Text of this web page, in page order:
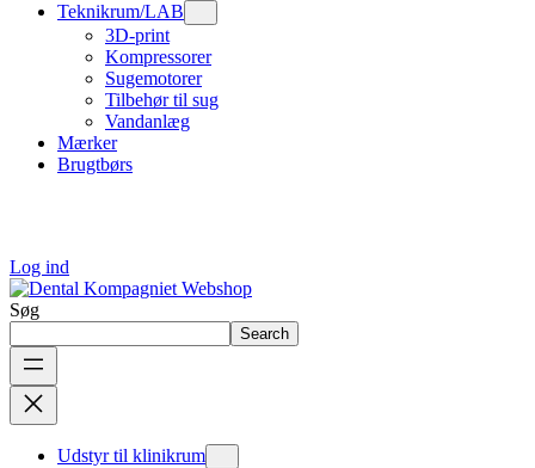
Teknikrum/LAB
3D-print
Kompressorer
Sugemotorer
Tilbehør til sug
Vandanlæg
Mærker
Brugtbørs
Log ind
Søg
Search
Udstyr til klinikrum